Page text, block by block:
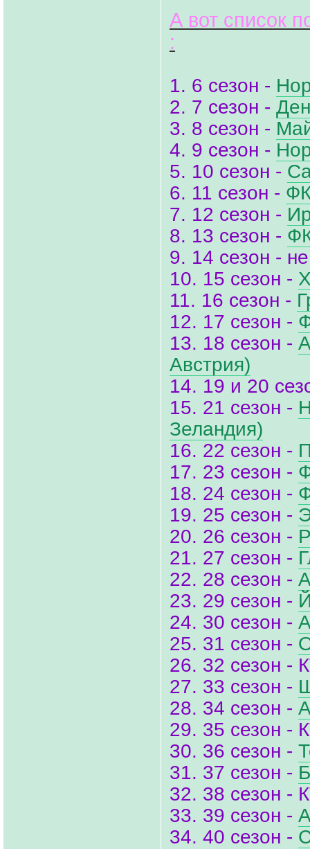
А вот список
:
1. 6 сезон -
2. 7 сезон -
3. 8 сезон -
4. 9 сезон -
5. 10 сезон -
6. 11 сезон -
7. 12 сезон -
8. 13 сезон -
9. 14 сезон -
10. 15 сезон -
11. 16 сезон -
12. 17 сезон -
13. 18 сезон -
Австрия)
14. 19 и 20
15. 21 сезон -
Зеландия)
16. 22 сезон -
17. 23 сезон -
18. 24 сезон -
19. 25 сезон -
20. 26 сезон -
21. 27 сезон -
22. 28 сезон -
23. 29 сезон -
24. 30 сезон -
25. 31 сезон -
26. 32 сезон -
27. 33 сезон -
28. 34 сезон -
29. 35 сезон -
30. 36 сезон -
31. 37 сезон -
32. 38 сезон -
33. 39 сезон -
34. 40 сезон -